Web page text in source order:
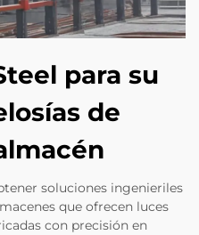
para su
de
soluciones ingenieriles
que ofrecen luces
con precisión en